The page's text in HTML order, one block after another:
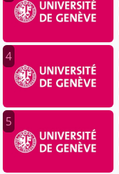
4
5